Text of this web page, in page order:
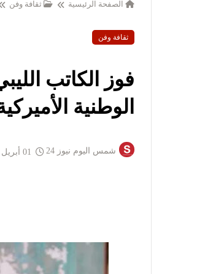
الصفحة الرئيسية ثقافة وفن
ثقافة وفن
فوز الكاتب
الوطنية
شمس اليوم نيوز 24